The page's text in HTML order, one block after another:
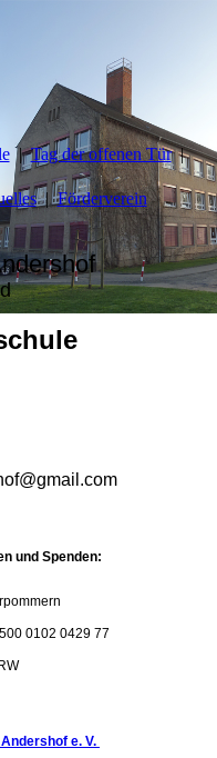
Tag der offenen Tür
Förderverein
und Spenden:
0102 0429 77
e. V.